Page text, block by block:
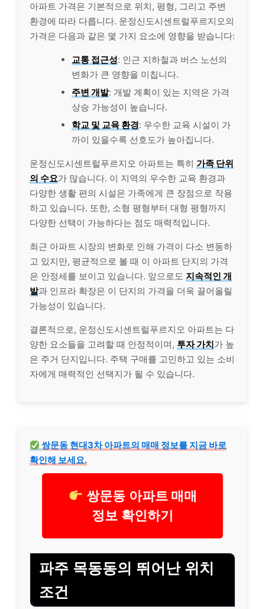
아파트 가격은 기본적으로 위치, 평형, 그리고 주변
환경에 따라 다릅니다. 운정신도시센트럴푸르지오의
가격은 다음과 같은 몇 가지 요소에 영향을 받습니다:
교통 접근성: 인근 지하철과 버스 노선의
변화가 큰 영향을 미칩니다.
주변 개발: 개발 계획이 있는 지역은 가격
상승 가능성이 높습니다.
학교 및 교육 환경: 우수한 교육 시설이 가
까이 있을수록 선호도가 높아집니다.
운정신도시센트럴푸르지오 아파트는 특히 가족 단위
의 수요가 많습니다. 이 지역의 우수한 교육 환경과
다양한 생활 편의 시설은 가족에게 큰 장점으로 작용
하고 있습니다. 또한, 소형 평형부터 대형 평형까지
다양한 선택이 가능하다는 점도 매력적입니다.
최근 아파트 시장의 변화로 인해 가격이 다소 변동하
고 있지만, 평균적으로 볼 때 이 아파트 단지의 가격
은 안정세를 보이고 있습니다. 앞으로도 지속적인 개
발과 인프라 확장은 이 단지의 가격을 더욱 끌어올릴
가능성이 있습니다.
결론적으로, 운정신도시센트럴푸르지오 아파트는 다
양한 요소들을 고려할 때 안정적이며, 투자 가치가 높
은 주거 단지입니다. 주택 구매를 고민하고 있는 소비
자에게 매력적인 선택지가 될 수 있습니다.
쌍문동 현대3차 아파트의 매매 정보를 지금 바로
확인해 보세요.
쌍문동 아파트 매매
정보 확인하기
파주 목동동의 뛰어난 위치
조건